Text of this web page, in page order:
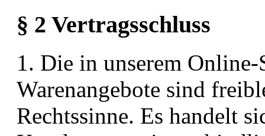
§ 2 Vertragsschluss
1. Die in unserem Online-
Warenangebote sind
Rechtssinne. Es handelt